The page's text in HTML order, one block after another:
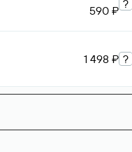
590 ₽ ?
1 498 ₽ ?